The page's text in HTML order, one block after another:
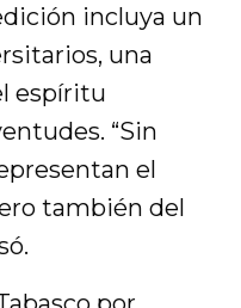
incluya un
una
espíritu
“Sin
el
también del